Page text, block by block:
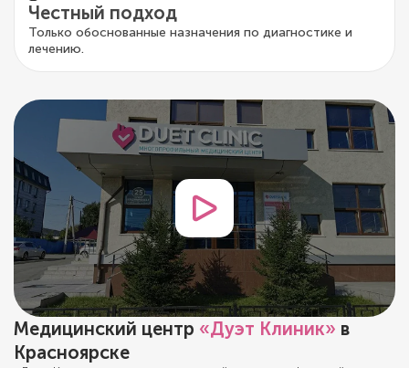
Честный подход
Только обоснованные назначения по диагностике и
лечению.
Медицинский центр «Дуэт Клиник» в
Красноярске